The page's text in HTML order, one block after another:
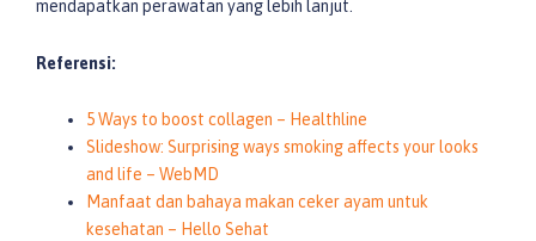
mendapatkan perawatan yang lebih lanjut.
Referensi:
5 Ways to boost collagen – Healthline
Slideshow: Surprising ways smoking affects your looks
and life – WebMD
Manfaat dan bahaya makan ceker ayam untuk
kesehatan – Hello Sehat